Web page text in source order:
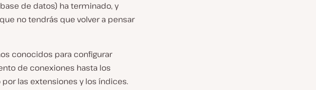
de datos) ha terminado, y
no tendrás que volver a pensar
conocidos para configurar
de conexiones hasta los
las extensiones y los índices.